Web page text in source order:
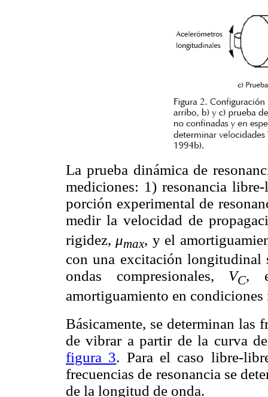
La prueba dinámica de
mediciones: 1) resonancia
porción experimental de
medir la velocidad de
rigidez, μmax, y el
con una excitación longitudinal
ondas compresionales, VC,
amortiguamiento en
Básicamente, se determinan las
de vibrar a partir de la curva
figura 3. Para el caso libre-
frecuencias de resonancia se
de la longitud de onda.